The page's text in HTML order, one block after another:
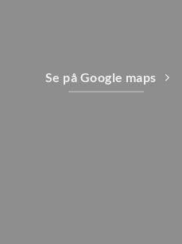
Se på Google maps